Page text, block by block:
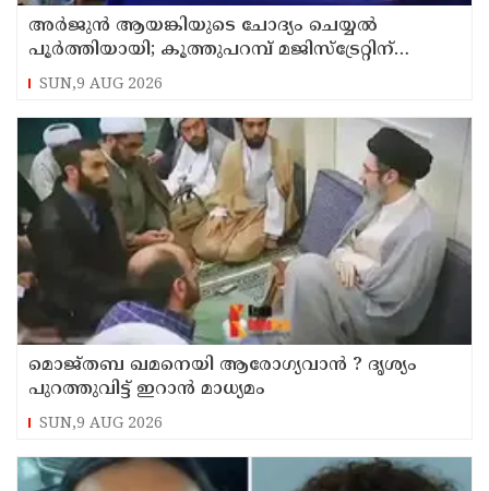
അര്‍ജുന്‍ ആയങ്കിയുടെ ചോദ്യം ചെയ്യല്‍
പൂര്‍ത്തിയായി; കൂത്തുപറമ്പ് മജിസ്ട്രേറ്റിന്
മുൻപില്‍ ഹാജരാക്കും
SUN,9 AUG 2026
മൊജ്തബ ഖമനെയി ആരോഗ്യവാന്‍ ? ദൃശ്യം
പുറത്തുവിട്ട് ഇറാന്‍ മാധ്യമം
SUN,9 AUG 2026